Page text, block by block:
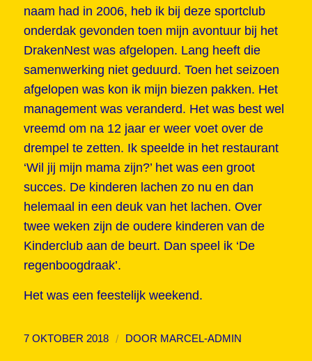
naam had in 2006, heb ik bij deze sportclub
onderdak gevonden toen mijn avontuur bij het
DrakenNest was afgelopen. Lang heeft die
samenwerking niet geduurd. Toen het seizoen
afgelopen was kon ik mijn biezen pakken. Het
management was veranderd. Het was best wel
vreemd om na 12 jaar er weer voet over de
drempel te zetten. Ik speelde in het restaurant
‘Wil jij mijn mama zijn?’ het was een groot
succes. De kinderen lachen zo nu en dan
helemaal in een deuk van het lachen. Over
twee weken zijn de oudere kinderen van de
Kinderclub aan de beurt. Dan speel ik ‘De
regenboogdraak’.
Het was een feestelijk weekend.
7 OKTOBER 2018 / DOOR MARCEL-ADMIN